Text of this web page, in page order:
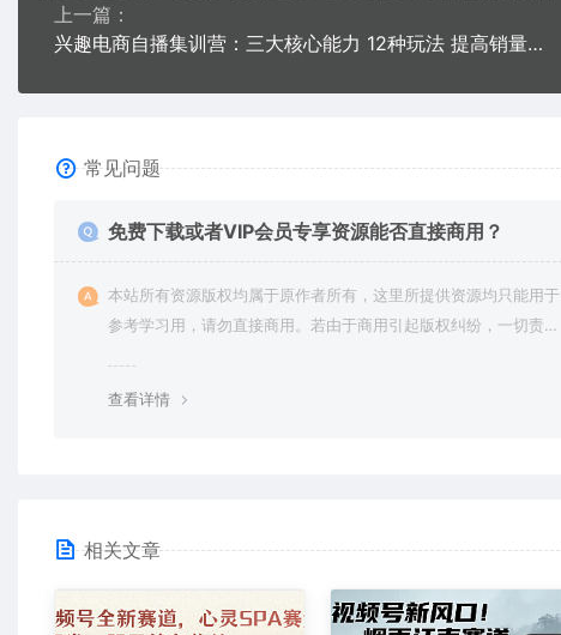
上一篇：
兴趣电商自播集训营：三大核心能力 12种玩法 提高销量，核心落地实操
常见问题
免费下载或者VIP会员专享资源能否直接商用？
本站所有资源版权均属于原作者所有，这里所提供资源均只能用于
参考学习用，请勿直接商用。若由于商用引起版权纠纷，一切责任
查看详情
相关文章